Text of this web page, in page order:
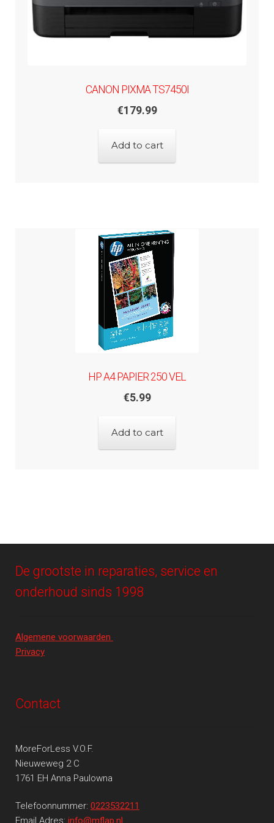
CANON PIXMA TS7450I
€179.99
Add to cart
HP A4 PAPIER 250 VEL
€5.99
Add to cart
De grootste in reparaties, service en
onderhoud sinds 1998
Algemene voorwaarden
Privacy
Contact
MoreForLess V.O.F.
Nieuweweg 2 C
1761 EH Anna Paulowna
Telefoonnummer: 0223532211
Email Adres: info@mflap.nl